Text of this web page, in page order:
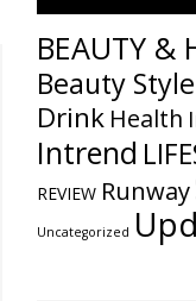
BEAUTY &
Beauty Style
Drink Health
Intrend
REVIEW Runway
Uncategorized